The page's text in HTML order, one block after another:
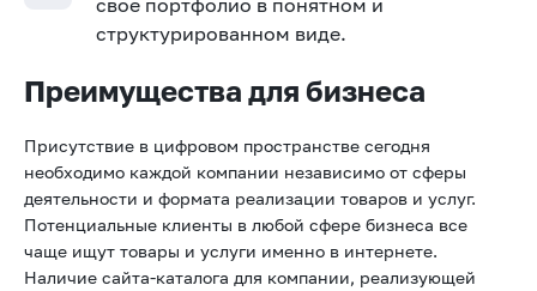
структурированном виде.
Преимущества для бизнеса
Присутствие в цифровом пространстве сегодня
необходимо каждой компании независимо от сферы
деятельности и формата реализации товаров и услуг.
Потенциальные клиенты в любой сфере бизнеса все
чаще ищут товары и услуги именно в интернете.
Наличие сайта-каталога для компании, реализующей